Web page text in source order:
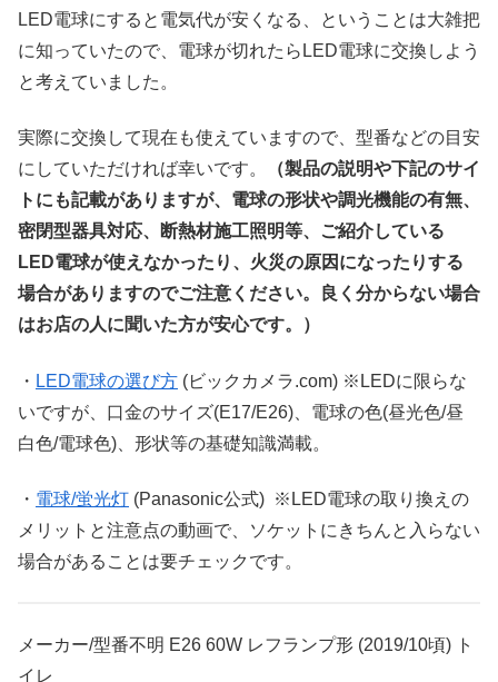
LED電球にすると電気代が安くなる、ということは大雑把
に知っていたので、電球が切れたらLED電球に交換しよう
と考えていました。
実際に交換して現在も使えていますので、型番などの目安
にしていただければ幸いです。
（製品の説明や下記のサイ
トにも記載がありますが、電球の形状や調光機能の有無、
密閉型器具対応、断熱材施工照明等、ご紹介している
LED電球が使えなかったり、火災の原因になったりする
場合がありますのでご注意ください。良く分からない場合
はお店の人に聞いた方が安心です。）
・ LED電球の選び方 (ビックカメラ.com) ※LEDに限らな
いですが、口金のサイズ(E17/E26)、電球の色(昼光色/昼
白色/電球色)、形状等の基礎知識満載。
・ 電球/蛍光灯 (Panasonic公式) ※LED電球の取り換えの
メリットと注意点の動画で、ソケットにきちんと入らない
場合があることは要チェックです。
メーカー/型番不明 E26 60W レフランプ形 (2019/10頃) ト
イレ